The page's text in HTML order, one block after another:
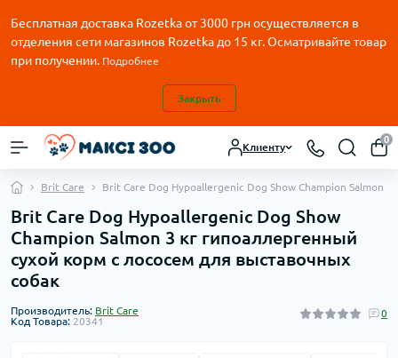
Бесплатная доставка Rozetka от3000 грн осуществляется в
отделения сети магазинов Rozetka до 15 кг. Осматривайте товар
при получении. Подробнее
Закрыть
Клиенту
0
Brit Care Brit Care Dog Hypoallergenic Dog Show Champion Salmon
Brit Care Dog Hypoallergenic Dog Show
Champion Salmon 3 кг гипоаллергенный
сухой корм с лососем для выставочных
собак
Производитель: Brit Care
Код Товара: 20341
0